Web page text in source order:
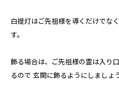
白提灯はご先祖様を導くだけでな
す。
飾る場合は、ご先祖様の霊は入り
るので 玄関に飾るようにしましょう